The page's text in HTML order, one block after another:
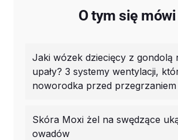
O tym się mówi
Jaki wózek dziecięcy z gondolą
upały? 3 systemy wentylacji,
noworodka przed przegrzaniem
Skóra Moxi żel na swędzące
owadów